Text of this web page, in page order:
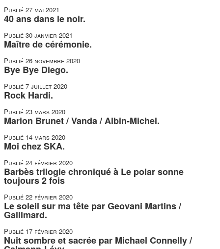
Publié 27 mai 2021
40 ans dans le noir.
Publié 30 janvier 2021
Maître de cérémonie.
Publié 26 novembre 2020
Bye Bye Diego.
Publié 7 juillet 2020
Rock Hardi.
Publié 23 mars 2020
Marion Brunet / Vanda / Albin-Michel.
Publié 14 mars 2020
Moi chez SKA.
Publié 24 février 2020
Barbès trilogie chroniqué à Le polar sonne
toujours 2 fois
Publié 22 février 2020
Le soleil sur ma tête par Geovani Martins /
Gallimard.
Publié 17 février 2020
Nuit sombre et sacrée par Michael Connelly /